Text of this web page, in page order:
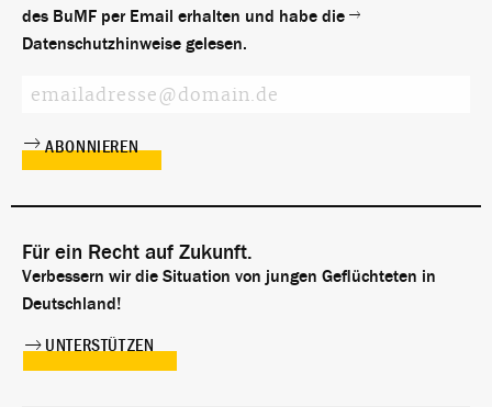
des BuMF per Email erhalten und habe die
Datenschutzhinweise gelesen.
Für ein Recht auf Zukunft.
Verbessern wir die Situation von jungen Geflüchteten in
Deutschland!
UNTERSTÜTZEN